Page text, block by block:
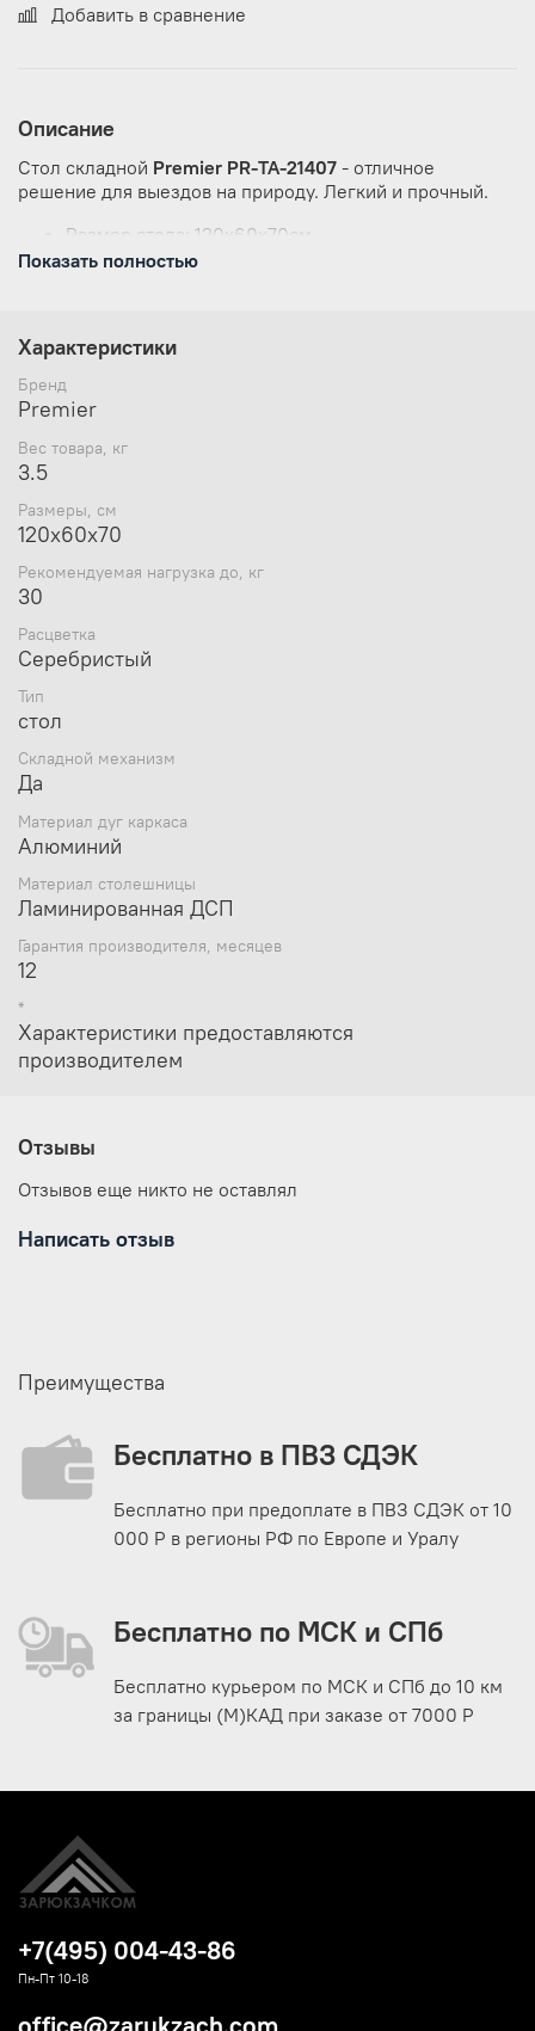
Добавить в сравнение
Описание
Стол складной Premier PR-TA-21407 - отличное
решение для выездов на природу. Легкий и прочный.
Размер стола: 120х60х70см.
Каркас: алюминиевая труба (25, 22, 19 мм),
Показать полностью
Характеристики
Бренд
Premier
Вес товара, кг
3.5
Размеры, см
120х60х70
Рекомендуемая нагрузка до, кг
30
Расцветка
Серебристый
Тип
стол
Складной механизм
Да
Материал дуг каркаса
Алюминий
Материал столешницы
Ламинированная ДСП
Гарантия производителя, месяцев
12
*
Характеристики предоставляются
производителем
Отзывы
Отзывов еще никто не оставлял
Написать отзыв
Преимущества
Бесплатно в ПВЗ СДЭК
Бесплатно при предоплате в ПВЗ СДЭК от 10
000 Р в регионы РФ по Европе и Уралу
Бесплатно по МСК и СПб
Бесплатно курьером по МСК и СПб до 10 км
за границы (М)КАД при заказе от 7000 Р
+7(495) 004-43-86
Пн-Пт 10-18